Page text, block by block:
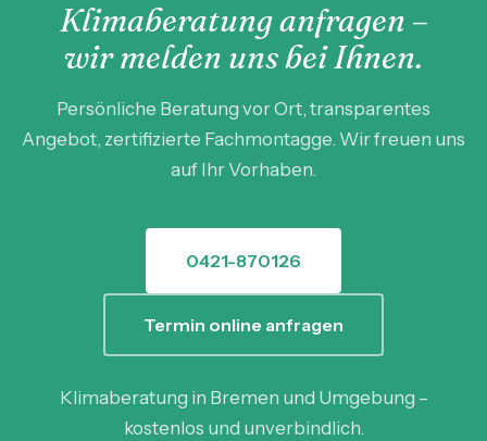
Klimaberatung anfragen –
wir melden uns bei Ihnen.
Persönliche Beratung vor Ort, transparentes
Angebot, zertifizierte Fachmontagge. Wir freuen uns
auf Ihr Vorhaben.
0421-870126
Termin online anfragen
Klimaberatung in Bremen und Umgebung –
kostenlos und unverbindlich.